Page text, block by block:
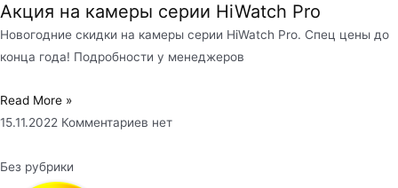
Акция на камеры серии HiWatch Pro
Новогодние скидки на камеры серии HiWatch Pro. Спец цены до
конца года! Подробности у менеджеров
Read More »
15.11.2022 Комментариев нет
Без рубрики